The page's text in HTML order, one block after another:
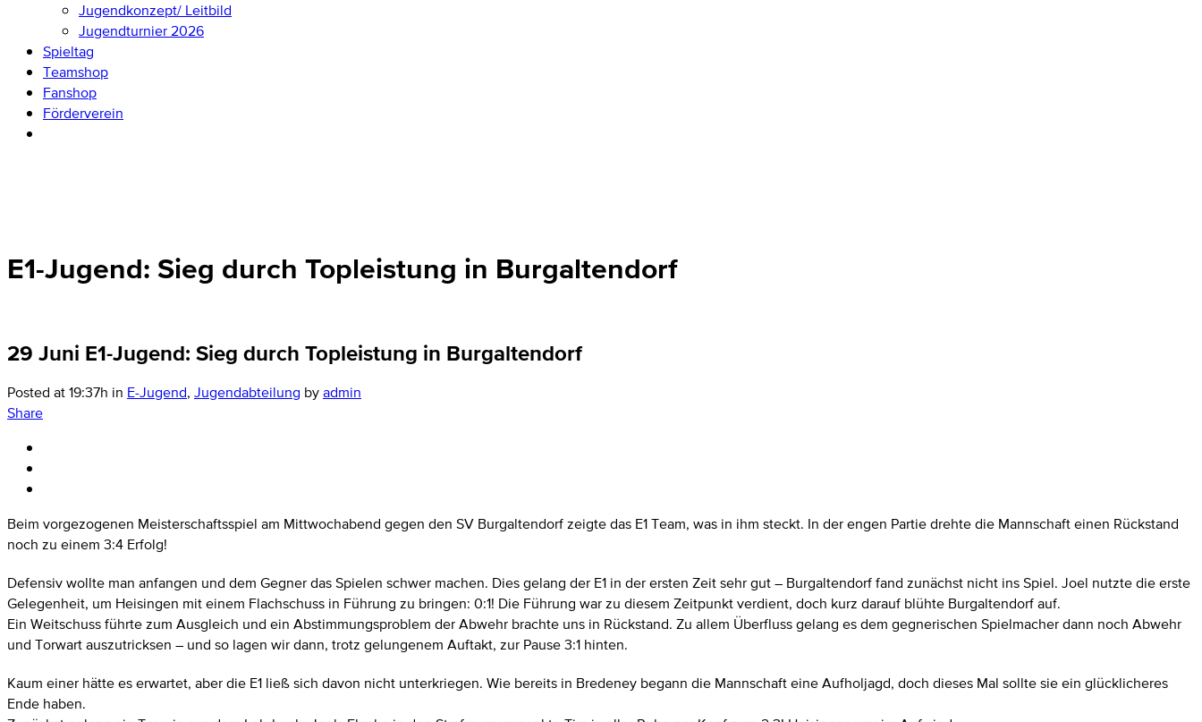
Jugendkonzept/ Leitbild
Jugendturnier 2026
Spieltag
Teamshop
Fanshop
Förderverein
E1-Jugend: Sieg durch Topleistung in Burgaltendorf
29 Juni E1-Jugend: Sieg durch Topleistung in Burgaltendorf
Posted at 19:37h in E-Jugend, Jugendabteilung byadmin
Share
Beim vorgezogenen Meisterschaftsspiel am Mittwochabend gegen den SV Burgaltendorf zeigte das E1 Team, was in ihm steckt. In der engen Partie drehte die Mannschaft einen Rückstand
noch zu einem 3:4 Erfolg!
Defensiv wollte man anfangen und dem Gegner das Spielen schwer machen. Dies gelang der E1 in der ersten Zeit sehr gut – Burgaltendorf fand zunächst nicht ins Spiel. Joel nutzte die erste
Gelegenheit, um Heisingen mit einem Flachschuss in Führung zu bringen: 0:1! Die Führung war zu diesem Zeitpunkt verdient, doch kurz darauf blühte Burgaltendorf auf.
Ein Weitschuss führte zum Ausgleich und ein Abstimmungsproblem der Abwehr brachte uns in Rückstand. Zu allem Überfluss gelang es dem gegnerischen Spielmacher dann noch Abwehr
und Torwart auszutricksen – und so lagen wir dann, trotz gelungenem Auftakt, zur Pause 3:1 hinten.
Kaum einer hätte es erwartet, aber die E1 ließ sich davon nicht unterkriegen. Wie bereits in Bredeney begann die Mannschaft eine Aufholjagd, doch dieses Mal sollte sie ein glücklicheres
Ende haben.